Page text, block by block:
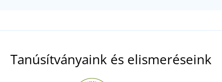
Tanúsítványaink és elismeréseink